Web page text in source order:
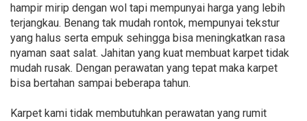
hampir mirip dengan wol tapi mempunyai harga yang lebih
terjangkau. Benang tak mudah rontok, mempunyai tekstur
yang halus serta empuk sehingga bisa meningkatkan rasa
nyaman saat salat. Jahitan yang kuat membuat karpet tidak
mudah rusak. Dengan perawatan yang tepat maka karpet
bisa bertahan sampai beberapa tahun.
Karpet kami tidak membutuhkan perawatan yang rumit